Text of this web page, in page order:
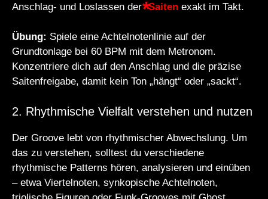
Anschlag- und Loslassen der Saiten exakt im Takt.
Übung: Spiele eine Achtelnotenlinie auf der
Grundtonlage bei 60 BPM mit dem Metronom.
Konzentriere dich auf den Anschlag und die präzise
Saitenfreigabe, damit kein Ton „hängt“ oder „sackt“.
2. Rhythmische Vielfalt verstehen und nutzen
Der Groove lebt von rhythmischer Abwechslung. Um
das zu verstehen, solltest du verschiedene
rhythmische Patterns hören, analysieren und einüben
– etwa Viertelnoten, synkopische Achtelnoten,